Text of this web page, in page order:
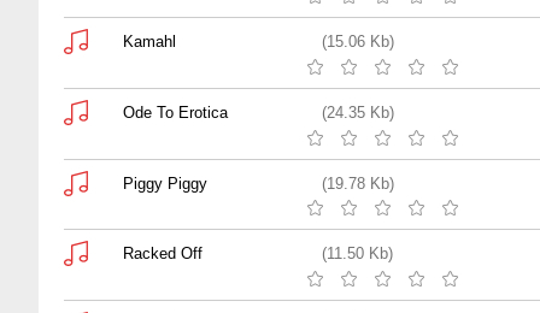
Kamahl (15.06 Kb)
Ode To Erotica (24.35 Kb)
Piggy Piggy (19.78 Kb)
Racked Off (11.50 Kb)